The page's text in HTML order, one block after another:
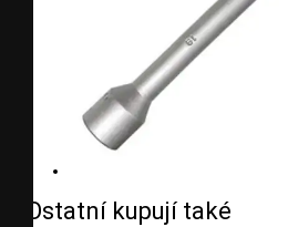
Ostatní kupují také